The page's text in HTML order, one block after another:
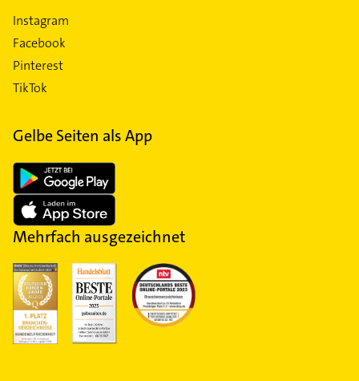
Instagram
Facebook
Pinterest
TikTok
Gelbe Seiten als App
Mehrfach ausgezeichnet